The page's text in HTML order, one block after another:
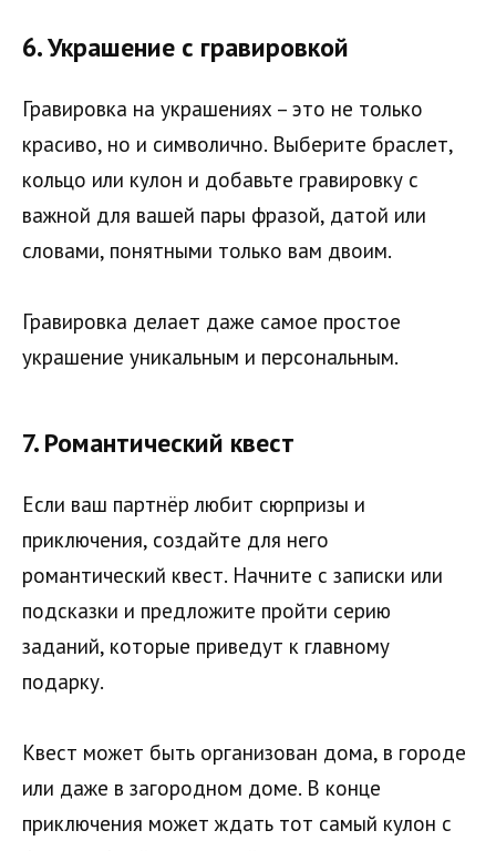
6.Украшение с гравировкой
Гравировка на украшениях – это не только
красиво, но и символично. Выберите браслет,
кольцо или кулон и добавьте гравировку с
важной для вашей пары фразой, датой или
словами, понятными только вам двоим.
Гравировка делает даже самое простое
украшение уникальным и персональным.
7.Романтический квест
Если ваш партнёр любит сюрпризы и
приключения, создайте для него
романтический квест. Начните с записки или
подсказки и предложите пройти серию
заданий, которые приведут к главному
подарку.
Квест может быть организован дома, в городе
или даже в загородном доме. В конце
приключения может ждать тот самый кулон с